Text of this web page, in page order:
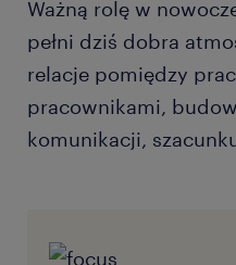
Ważną rolę w
pełni dziś dobra
relacje pomiędzy
pracownikami,
komunikacji,